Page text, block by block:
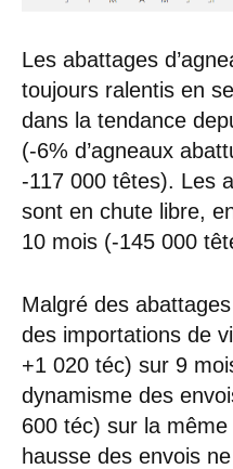
Les abattages
toujours ralentis en
dans la tendance
(-6% d’agneaux
-117 000 têtes). Les
sont en chute libre,
10 mois (-145 000
Malgré des
des importations de
+1 020 téc) sur 9
dynamisme des
600 téc) sur la
hausse des envois